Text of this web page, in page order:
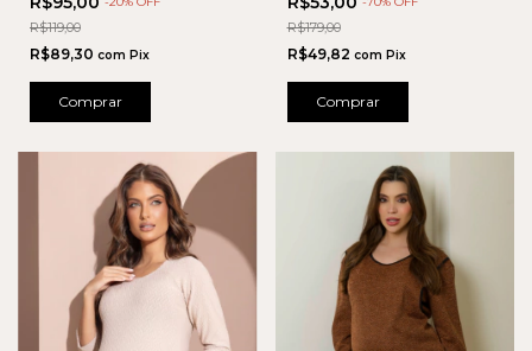
R$119,00
R$89,30 com Pix
Comprar
R$179,00
R$49,82 com Pix
Comprar